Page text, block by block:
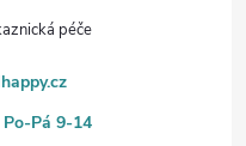
Pá 9-14